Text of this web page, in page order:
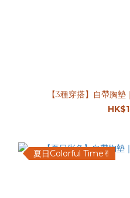
【3種穿搭】自帶胸
夏日Colorful Time✌︎